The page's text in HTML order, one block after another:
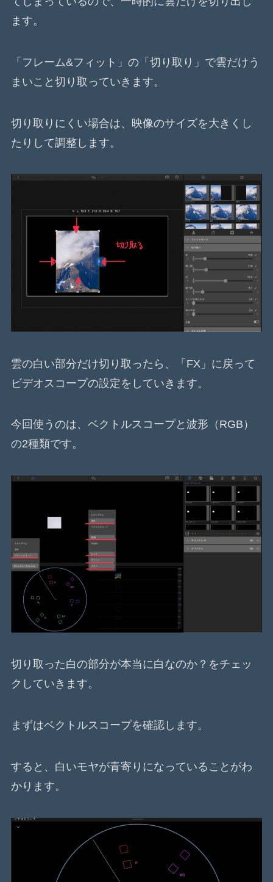
ます。
「フレーム&フィット」の「切り取り」で雲だけう
まいこと切り取っていきます。
切り取りにくい場合は、映像のサイズを大きくし
たりして調整します。
雲の白い部分だけ切り取ったら、「FX」に戻って
ビデオスコープの設定をしていきます。
今回使うのは、ベクトルスコープと波形（RGB）
の2種類です。
切り取った白の部分が本当に白なのか？をチェッ
クしていきます。
まずはベクトルスコープを確認します。
すると、白いモヤが青寄りになっていることがわ
かります。